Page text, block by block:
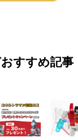
すすめ記事